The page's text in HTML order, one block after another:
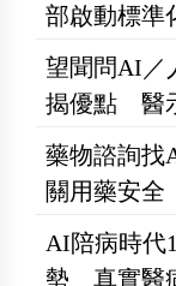
部啟動標準
望聞問AI／
揭優點 醫
藥物諮詢找
關用藥安
AI陪病時代
勢 真實醫